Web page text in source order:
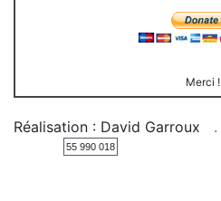
Merci !
Réalisation : David Garroux .
55 990 018